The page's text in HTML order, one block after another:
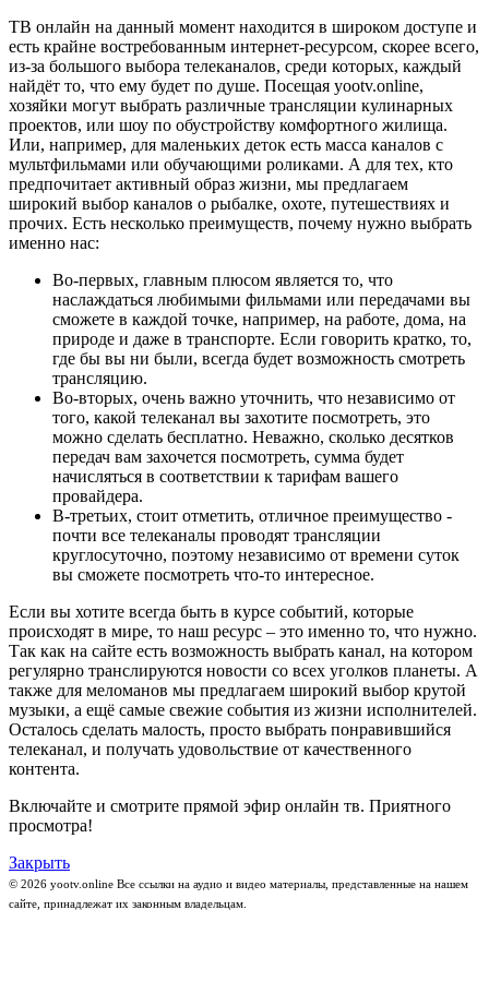
ТВ онлайн на данный момент находится в широком доступе и
есть крайне востребованным интернет-ресурсом, скорее всего,
из-за большого выбора телеканалов, среди которых, каждый
найдёт то, что ему будет по душе. Посещая yootv.online,
хозяйки могут выбрать различные трансляции кулинарных
проектов, или шоу по обустройству комфортного жилища.
Или, например, для маленьких деток есть масса каналов с
мультфильмами или обучающими роликами. А для тех, кто
предпочитает активный образ жизни, мы предлагаем
широкий выбор каналов о рыбалке, охоте, путешествиях и
прочих. Есть несколько преимуществ, почему нужно выбрать
именно нас:
Во-первых, главным плюсом является то, что
наслаждаться любимыми фильмами или передачами вы
сможете в каждой точке, например, на работе, дома, на
природе и даже в транспорте. Если говорить кратко, то,
где бы вы ни были, всегда будет возможность смотреть
трансляцию.
Во-вторых, очень важно уточнить, что независимо от
того, какой телеканал вы захотите посмотреть, это
можно сделать бесплатно. Неважно, сколько десятков
передач вам захочется посмотреть, сумма будет
начисляться в соответствии к тарифам вашего
провайдера.
В-третьих, стоит отметить, отличное преимущество -
почти все телеканалы проводят трансляции
круглосуточно, поэтому независимо от времени суток
вы сможете посмотреть что-то интересное.
Если вы хотите всегда быть в курсе событий, которые
происходят в мире, то наш ресурс – это именно то, что нужно.
Так как на сайте есть возможность выбрать канал, на котором
регулярно транслируются новости со всех уголков планеты. А
также для меломанов мы предлагаем широкий выбор крутой
музыки, а ещё самые свежие события из жизни исполнителей.
Осталось сделать малость, просто выбрать понравившийся
телеканал, и получать удовольствие от качественного
контента.
Включайте и смотрите прямой эфир онлайн тв. Приятного
просмотра!
Закрыть
© 2026 yootv.online Все ссылки на аудио и видео материалы, представленные на нашем
сайте, принадлежат их законным владельцам.